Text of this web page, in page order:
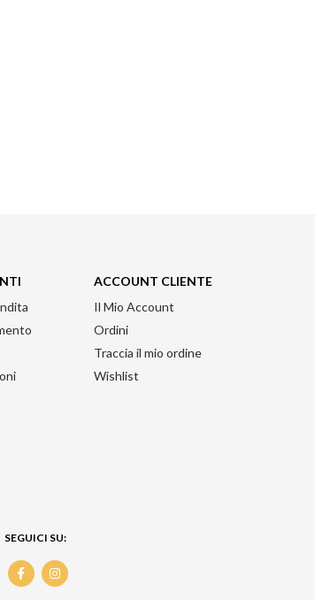
ACCOUNT CLIENTE
Il Mio Account
Ordini
Traccia il mio ordine
Wishlist
SEGUICI SU: